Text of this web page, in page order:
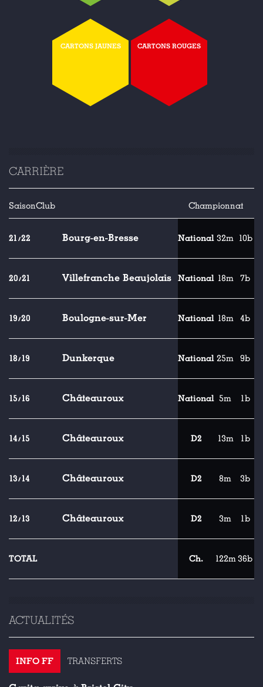
CARTONS JAUNES CARTONS ROUGES
CARRIÈRE
SaisonClub Championnat
21/22 Bourg-en-Bresse National 32m 10b
20/21 Villefranche Beaujolais National 18m 7b
19/20 Boulogne-sur-Mer National 18m 4b
18/19 Dunkerque National 25m 9b
15/16 Châteauroux National 5m 1b
14/15 Châteauroux D2 13m 1b
13/14 Châteauroux D2 8m 3b
12/13 Châteauroux D2 3m 1b
TOTAL Ch. 122m36b
ACTUALITÉS
INFO FF TRANSFERTS